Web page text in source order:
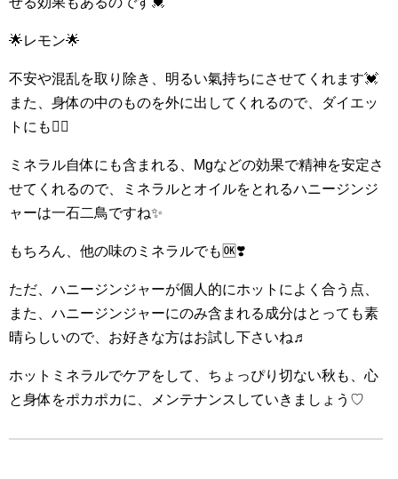
🌟レモン🌟
不安や混乱を取り除き、明るい氣持ちにさせてくれます💓
また、身体の中のものを外に出してくれるので、ダイエッ
トにも🙆‍♀
ミネラル自体にも含まれる、Mgなどの効果で精神を安定さ
せてくれるので、ミネラルとオイルをとれるハニージンジ
ャーは一石二鳥ですね✨
もちろん、他の味のミネラルでも🆗❣️
ただ、ハニージンジャーが個人的にホットによく合う点、
また、ハニージンジャーにのみ含まれる成分はとっても素
晴らしいので、お好きな方はお試し下さいね♬
ホットミネラルでケアをして、ちょっぴり切ない秋も、心
と身体をポカポカに、メンテナンスしていきましょう♡